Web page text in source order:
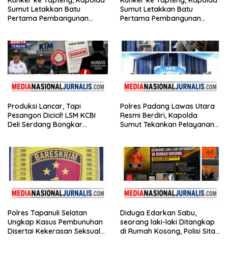
Sumut Letakkan Batu
Pertama Pembangunan
Sumut Letakkan Batu
Pertama Pembangunan
Produksi Lancar, Tapi
Pesangon Dicicil! LSM KCBI
Deli Serdang Bongkar
Polres Padang Lawas Utara
Resmi Berdiri, Kapolda
Sumut Tekankan Pelayanan
Polres Tapanuli Selatan
Ungkap Kasus Pembunuhan
Disertai Kekerasan Seksual
Diduga Edarkan Sabu,
seorang laki-laki Ditangkap
di Rumah Kosong, Polisi Sita